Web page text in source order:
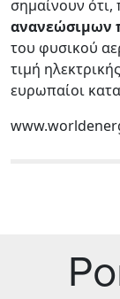
σημαίνουν
ανανεώσιμων
του φυσικού
τιμή
ευρωπαίοι